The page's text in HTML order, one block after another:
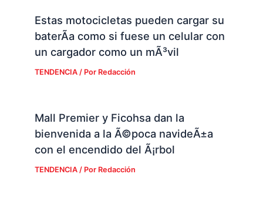
Estas motocicletas pueden cargar su
baterÃ­a como si fuese un celular con
un cargador como un mÃ³vil
TENDENCIA/ Por Redacción
Mall Premier y Ficohsa dan la
bienvenida a la Ã©poca navideÃ±a
con el encendido del Ã¡rbol
TENDENCIA/ Por Redacción